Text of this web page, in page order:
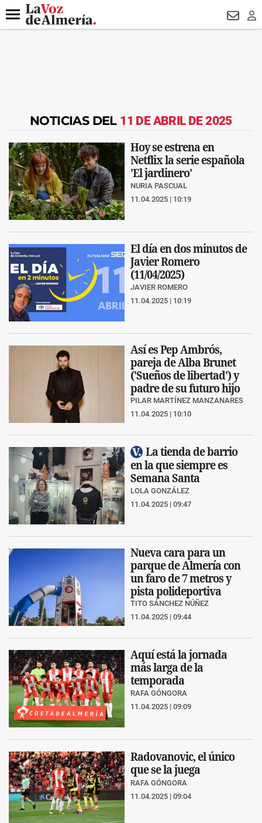
DESTACADO MANUEL
Menú
NOTICIAS DEL 11 DE ABRIL DE 2025
Hoy se estrena en
Netflix la serie española
'El jardinero'
NURIA PASCUAL
11.04.2025 | 10:19
El día en dos minutos de
Javier Romero
(11/04/2025)
JAVIER ROMERO
11.04.2025 | 10:19
Así es Pep Ambrós,
pareja de Alba Brunet
('Sueños de libertad') y
padre de su futuro hijo
PILAR MARTÍNEZ MANZANARES
11.04.2025 | 10:10
La tienda de barrio
en la que siempre es
Semana Santa
LOLA GONZÁLEZ
11.04.2025 | 09:47
Nueva cara para un
parque de Almería con
un faro de 7 metros y
pista polideportiva
TITO SÁNCHEZ NÚÑEZ
11.04.2025 | 09:44
Aquí está la jornada
más larga de la
temporada
RAFA GÓNGORA
11.04.2025 | 09:09
Radovanovic, el único
que se la juega
RAFA GÓNGORA
11.04.2025 | 09:04